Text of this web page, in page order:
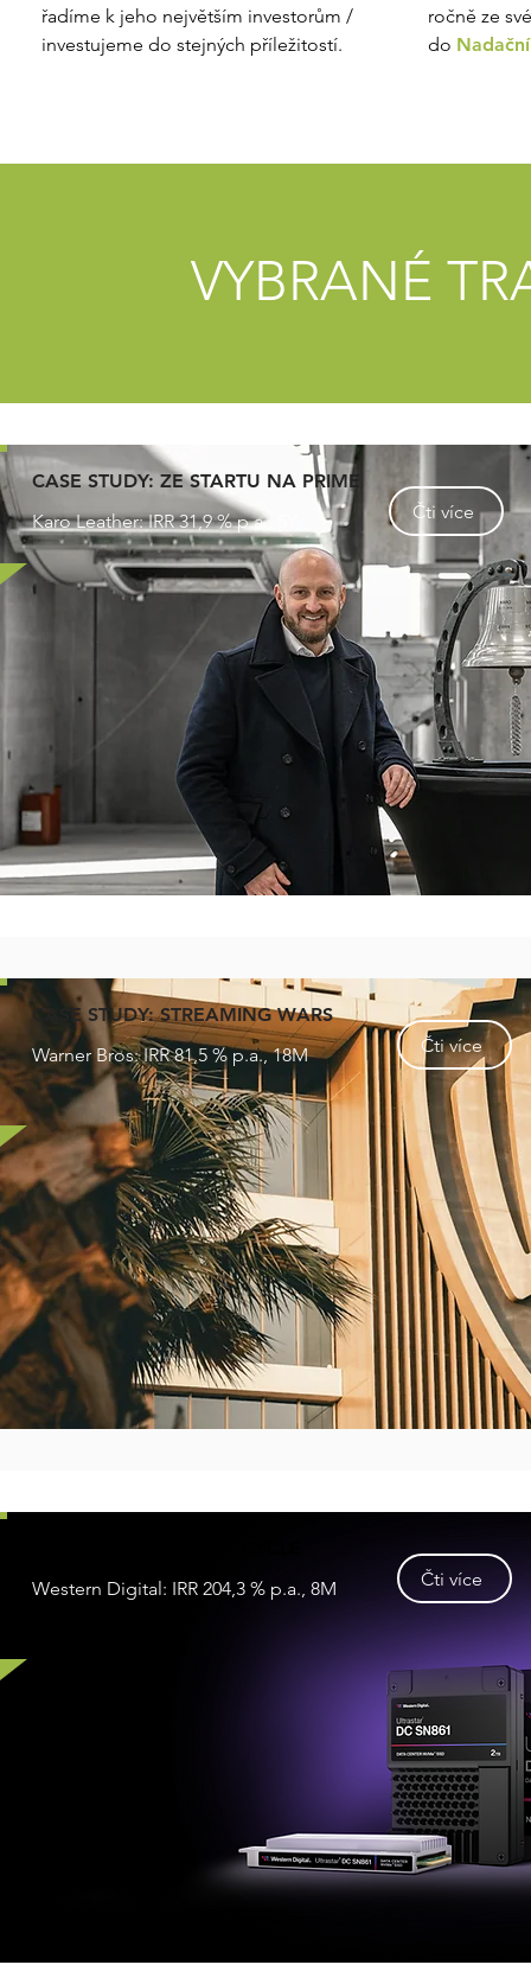
řadíme k jeho největším investorům /
investujeme do stejných příležitostí.
ročně ze
do
VYBRANÉ
CASE STUDY: ZE STARTU NA PRIME
Karo Leather: IRR 31,9 % p.a., 5Y
Čti více
CASE STUDY: STREAMING WARS
Warner Bros: IRR 81,5 % p.a., 18M
Čti více
Western Digital: IRR 204,3 % p.a., 8M
Čti více